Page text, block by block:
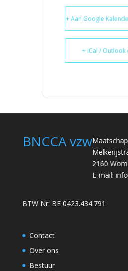
+ Aan Google
+ iCal / Outlook
BNCCA vzw
2160
E-mail:
BTW Nr: BE 0423.434.791
Contact
Over ons
Bestuur